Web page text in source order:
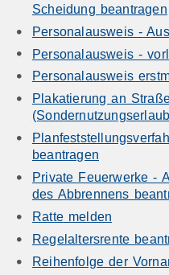
Scheidung beantragen
Personalausweis -
Personalausweis -
Personalausweis
Plakatierung an
beantragen
Private Feuerwerke -
des Abbrennens
Ratte melden
Regelaltersrente
Reihenfolge der